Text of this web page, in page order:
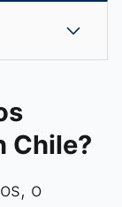
Chile?
o